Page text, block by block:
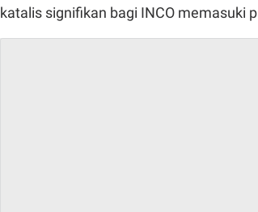
katalis signifikan bagi INCO memasuki